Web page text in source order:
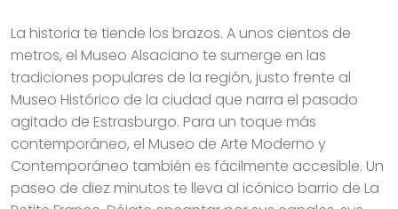
La historia te tiende los brazos. A unos cientos de
metros, el Museo Alsaciano te sumerge en las
tradiciones populares de la región, justo frente al
Museo Histórico de la ciudad que narra el pasado
agitado de Estrasburgo. Para un toque más
contemporáneo, el Museo de Arte Moderno y
Contemporáneo también es fácilmente accesible. Un
paseo de diez minutos te lleva al icónico barrio de La